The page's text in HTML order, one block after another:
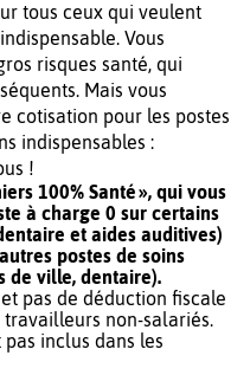
tous ceux qui veulent
Vous
risques santé, qui
Mais vous
cotisation pour les postes
indispensables :
!
100% Santé », qui vous
à charge 0 sur certains
et aides auditives)
postes de soins
de ville, dentaire).
pas de déduction fiscale
non-salariés.
pas inclus dans les